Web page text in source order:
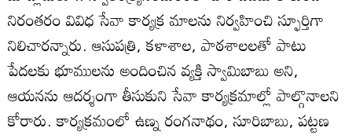
నిరంతరం వివిధ సేవా కార్యక్ర మాలను నిర్వహించి స్ఫూర్తిగా
నిలిచారన్నారు. ఆసుపత్రి, కళాశాల, పాఠశాలలతో పాటు
పేదలకు భూములను అందించిన వ్యక్తి స్వామిబాబు అని,
ఆయనను ఆదర్శంగా తీసుకుని సేవా కార్యక్రమాల్లో పాల్గొనాలని
కోరారు. కార్యక్రమంలో ఉణ్న రంగనాథం, సూరిబాబు, పట్టణ